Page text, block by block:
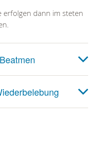
erfolgen dann im steten